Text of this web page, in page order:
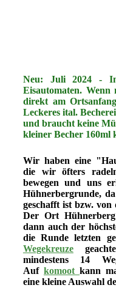
Neu: Juli 2024 -
Eisautomaten. Wenn
direkt am
Leckeres ital.
und braucht keine
kleiner Becher 160ml
Wir haben eine
die wir öfters
bewegen und uns
Hühnerbergrunde,
geschafft ist bzw. von
Der Ort
dann auch der
die Runde letzten
Wegekreuze
mindestens 14
Auf komoot kann
eine kleine Auswahl